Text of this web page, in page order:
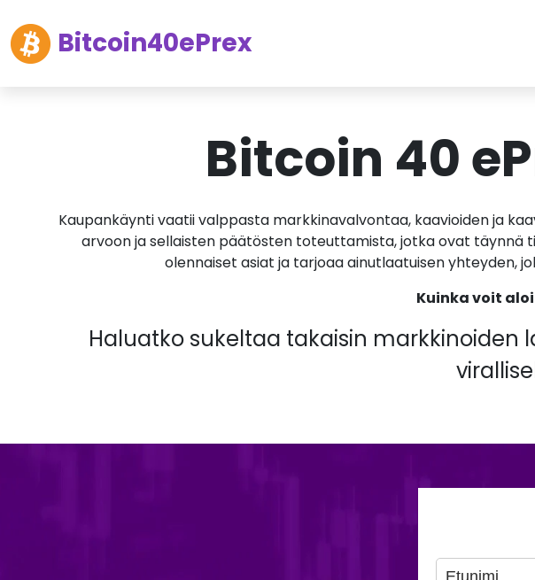
Bitcoin40ePrex
Bitcoin 40
Kaupankäynti vaatii valppasta markkinavalvontaa, kaavioiden ja
arvoon ja sellaisten päätösten toteuttamista, jotka ovat täynnä
olennaiset asiat ja tarjoaa ainutlaatuisen yhteyden,
Kuinka voit
Haluatko sukeltaa takaisin markkinoiden